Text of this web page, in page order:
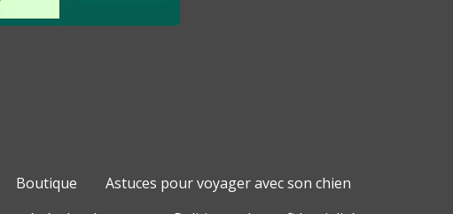
Boutique
Astuces pour voyager avec son chien